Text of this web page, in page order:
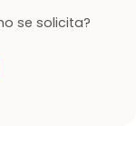
se solicita?